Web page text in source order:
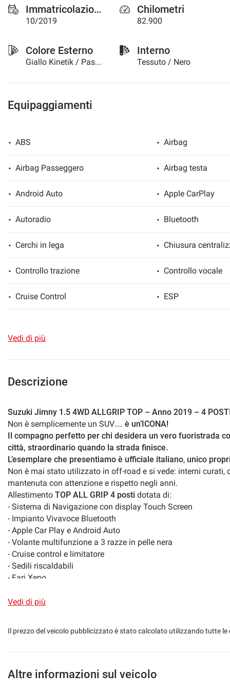
Immatricolazione
10/2019
Chilometri
82.900
Colore Esterno
Giallo Kinetik / Pastello
Interno
Tessuto / Nero
Equipaggiamenti
ABS Airbag
Airbag Passeggero Airbag testa
Android Auto Apple CarPlay
Autoradio Bluetooth
Cerchi in lega Chiusura
Controllo trazione Controllo vocale
Cruise Control ESP
Navigatore satellitare Sound system
Touch screen Trazione integrale
Volante multifunzione
Vedi di più
Descrizione
Suzuki Jimny 1.5 4WD ALLGRIP TOP – Anno 2019 – 4
Non è semplicemente un SUV… è un’ICONA!
Il compagno perfetto per chi desidera un vero fuoristrada
città, straordinario quando la strada finisce.
L’esemplare che presentiamo è ufficiale italiano, unico
Non è mai stato utilizzato in off-road e si vede: interni curati,
mantenuta con attenzione e rispetto negli anni.
Allestimento TOP ALL GRIP 4 posti dotata di:
- Sistema di Navigazione con display Touch Screen
- Impianto Vivavoce Bluetooth
- Apple Car Play e Android Auto
- Volante multifunzione a 3 razze in pelle nera
- Cruise control e limitatore
- Sedili riscaldabili
- Fari Xeno
- Barre portatutto + Porta Bici
- Line assist
- Cerchi in lega da 15''
Vedi di più
Il prezzo del veicolo pubblicizzato è stato calcolato utilizzando tutte
Altre informazioni sul veicolo
questi
strumenti
si
rimanda
cookie
Puoi
rivedere
le
scelte
momento.
Cookie analitici